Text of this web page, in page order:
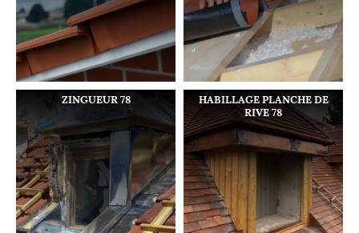
ZINGUEUR 78
HABILLAGE PLANCHE DE
RIVE 78